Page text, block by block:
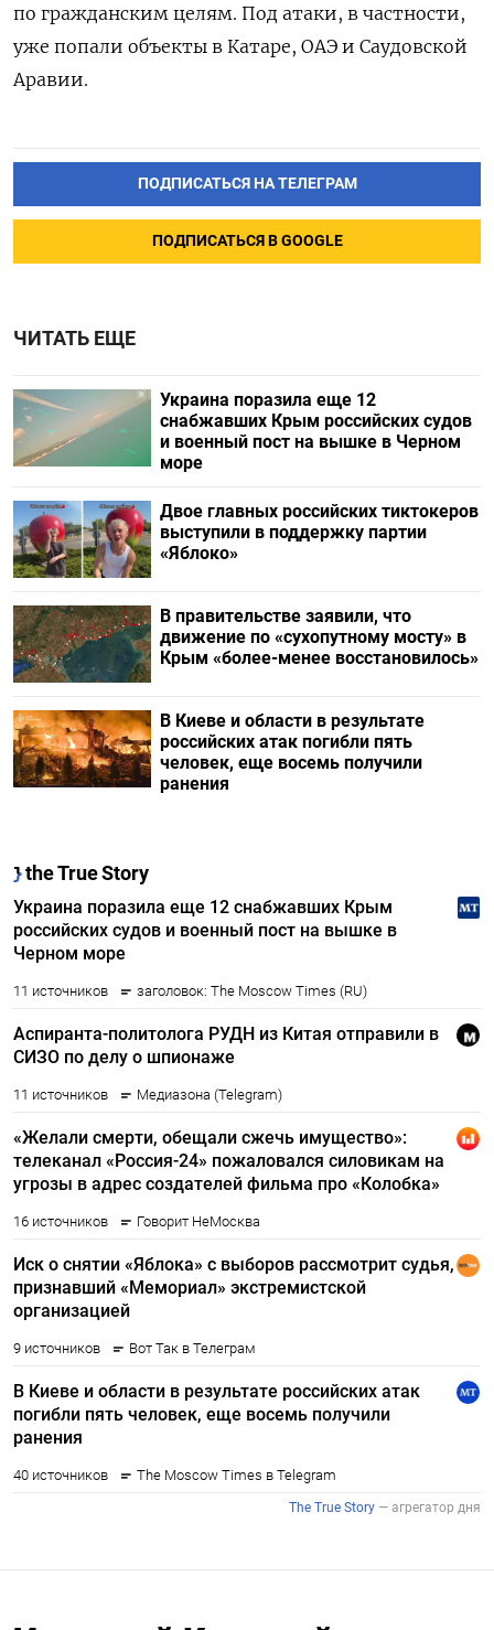
по гражданским целям. Под атаки, в частности,
уже попали объекты в Катаре, ОАЭ и Саудовской
Аравии.
ПОДПИСАТЬСЯ НА ТЕЛЕГРАМ
ПОДПИСАТЬСЯ В GOOGLE
ЧИТАТЬ ЕЩЕ
Украина поразила еще 12
снабжавших Крым российских судов
и военный пост на вышке в Черном
море
Двое главных российских тиктокеров
выступили в поддержку партии
«Яблоко»
В правительстве заявили, что
движение по «сухопутному мосту» в
Крым «более-менее восстановилось»
В Киеве и области в результате
российских атак погибли пять
человек, еще восемь получили
ранения